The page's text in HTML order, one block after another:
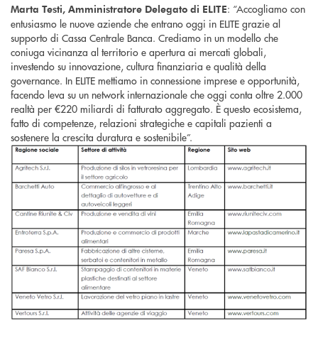
Marta Testi, Amministratore Delegato di ELITE: “Accogliamo con
entusiasmo le nuove aziende che entrano oggi in ELITE grazie al
supporto di Cassa Centrale Banca. Crediamo in un modello che
coniuga vicinanza al territorio e apertura ai mercati globali,
investendo su innovazione, cultura finanziaria e qualità della
governance. In ELITE mettiamo in connessione imprese e opportunità,
facendo leva su un network internazionale che oggi conta oltre 2.000
realtà per €220 miliardi di fatturato aggregato. È questo ecosistema,
fatto di competenze, relazioni strategiche e capitali pazienti a
sostenere la crescita duratura e sostenibile”.